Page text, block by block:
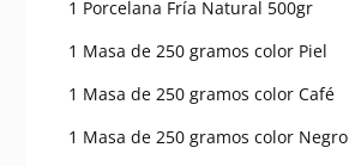
1 Porcelana Fría Natural 500gr
1 Masa de 250 gramos color Piel
1 Masa de 250 gramos color Café
1 Masa de 250 gramos color Negro